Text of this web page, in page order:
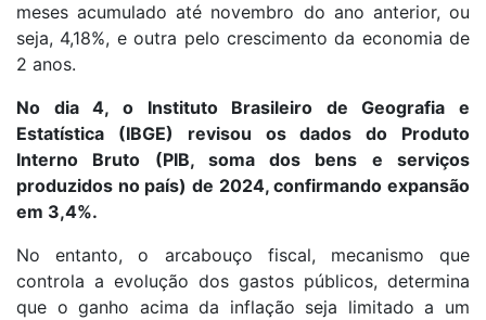
meses acumulado até novembro do ano anterior, ou
seja, 4,18%, e outra pelo crescimento da economia de
2 anos.
No dia 4, o Instituto Brasileiro de Geografia e
Estatística (IBGE) revisou os dados do Produto
Interno Bruto (PIB, soma dos bens e serviços
produzidos no país) de 2024, confirmando expansão
em 3,4%.
No entanto, o arcabouço fiscal, mecanismo que
controla a evolução dos gastos públicos, determina
que o ganho acima da inflação seja limitado a um